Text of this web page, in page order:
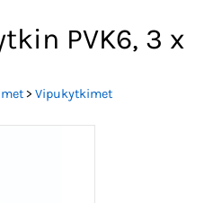
PVK6, 3 x
> Vipukytkimet